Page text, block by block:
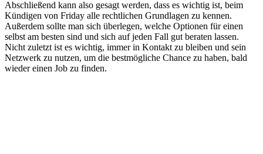
Abschließend kann also gesagt werden, dass es wichtig ist, beim
Kündigen von Friday alle rechtlichen Grundlagen zu kennen.
Außerdem sollte man sich überlegen, welche Optionen für einen
selbst am besten sind und sich auf jeden Fall gut beraten lassen.
Nicht zuletzt ist es wichtig, immer in Kontakt zu bleiben und sein
Netzwerk zu nutzen, um die bestmögliche Chance zu haben, bald
wieder einen Job zu finden.